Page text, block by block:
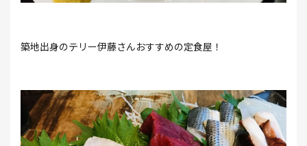
築地出身のテリー伊藤さんおすすめの定食屋！